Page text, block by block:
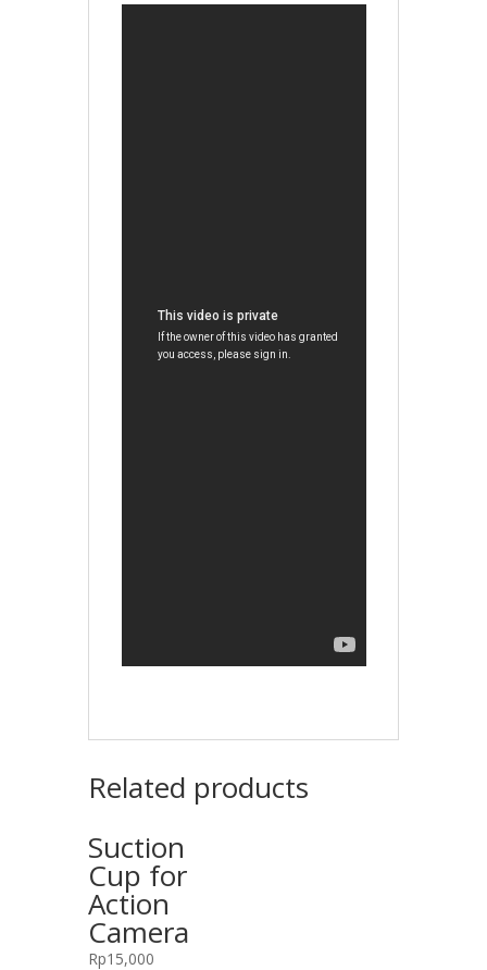
Related products
Suction
Cup for
Action
Camera
Rp15,000